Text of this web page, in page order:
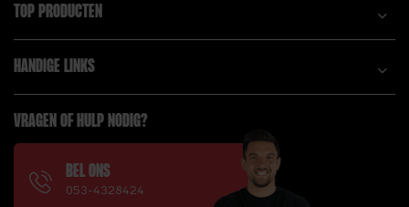
TOP PRODUCTEN
HANDIGE LINKS
VRAGEN OF HULP NODIG?
BEL ONS
053-4328424